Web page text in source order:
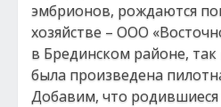
эмбрионов, рождаются
хозяйстве – ООО
в Брединском районе,
была произведена
Добавим, что